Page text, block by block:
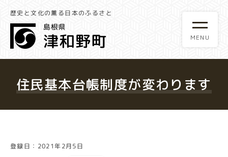
歴史と文化の薫る日本のふるさと
住民基本台帳制度が変わります
登録日：2021年2月5日